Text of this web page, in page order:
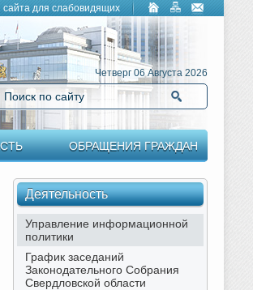
сайта для слабовидящих
Четверг 06 Августа 2026
Поиск по сайту
ОБРАЩЕНИЯ ГРАЖДАН
Деятельность
Управление информационной
политики
График заседаний
Законодательного Собрания
Свердловской области